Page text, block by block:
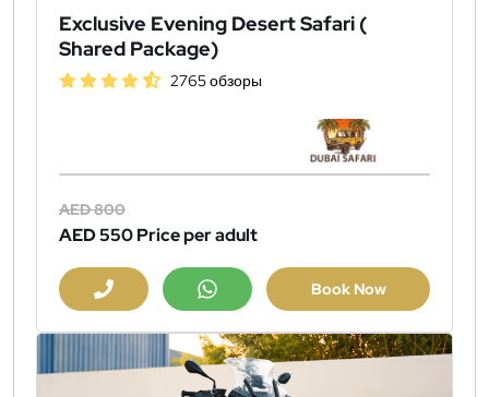
Exclusive Evening Desert Safari (
Shared Package)
2765 обзоры
AED 800
AED 550Price per adult
Book Now